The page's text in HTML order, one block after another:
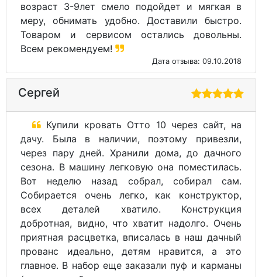
возраст 3-9лет смело подойдет и мягкая в
меру, обнимать удобно. Доставили быстро.
Товаром и сервисом остались довольны.
Всем рекомендуем!
Дата отзыва: 09.10.2018
Сергей
Купили кровать Отто 10 через сайт, на
дачу. Была в наличии, поэтому привезли,
через пару дней. Хранили дома, до дачного
сезона. В машину легковую она поместилась.
Вот неделю назад собрал, собирал сам.
Собирается очень легко, как конструктор,
всех деталей хватило. Конструкция
добротная, видно, что хватит надолго. Очень
приятная расцветка, вписалась в наш дачный
прованс идеально, детям нравится, а это
главное. В набор еще заказали пуф и карманы